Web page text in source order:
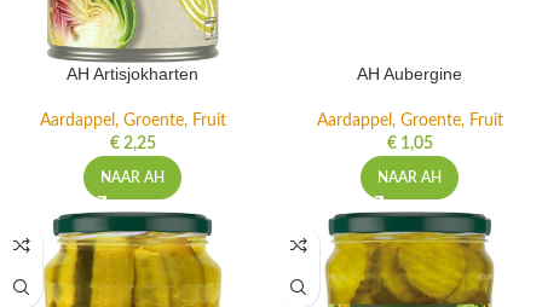
AH Artisjokharten
Aardappel, Groente, Fruit
€2,25
NAAR AH
AH Aubergine
Aardappel, Groente, Fruit
€1,05
NAAR AH